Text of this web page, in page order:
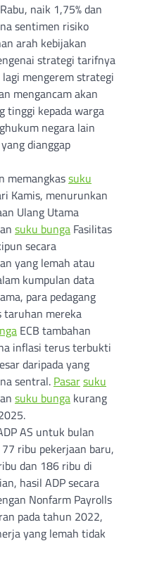
naik 1,75% dan
sentimen risiko
arah kebijakan
strategi tarifnya
mengerem strategi
mengancam akan
tinggi kepada warga
negara lain
dianggap
memangkassuku
Kamis, menurunkan
Ulang Utama
suku bunga Fasilitas
secara
yang lemah atau
kumpulan data
para pedagang
taruhan mereka
ECB tambahan
inflasi terus terbukti
daripada yang
sentral. Pasarsuku
suku bunga kurang
AS untuk bulan
ribu pekerjaan baru,
dan 186 ribu di
hasil ADP secara
Nonfarm Payrolls
pada tahun 2022,
yang lemah tidak